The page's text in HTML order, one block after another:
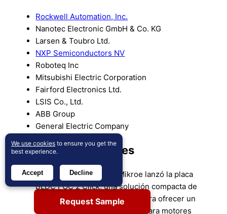
Rockwell Automation, Inc.
Nanotec Electronic GmbH & Co. KG
Larsen & Toubro Ltd.
NXP Semiconductors NV
Roboteq Inc
Mitsubishi Electric Corporation
Fairford Electronics Ltd.
LSIS Co., Ltd.
ABB Group
General Electric Company
Desarrollos Recientes
En diciembre de 2025, Mikroe lanzó la placa
BLDC FOC 2 Click, una solución compacta de
control de motores diseñada para ofrecer un
rendimiento suave y eficiente para motores
Request Sample
We use cookies to ensure you get the
best experience.
Accept Decline